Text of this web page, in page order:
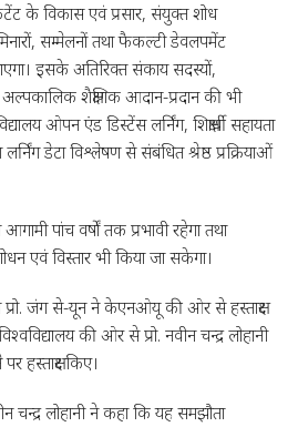
के विकास एवं प्रसार, संयुक्त शोध
सम्मेलनों तथा फैकल्टी डेवलपमेंट
इसके अतिरिक्त संकाय सदस्यों,
शैक्षणिक आदान-प्रदान की भी
ओपन एंड डिस्टेंस लर्निंग, शिक्षार्थी सहायता
डेटा विश्लेषण से संबंधित श्रेष्ठ प्रक्रियाओं
पांच वर्षों तक प्रभावी रहेगा तथा
एवं विस्तार भी किया जा सकेगा।
जंग से-यून ने केएनओयू की ओर से हस्ताक्षर
की ओर से प्रो. नवीन चन्द्र लोहानी
हस्ताक्षर किए।
चन्द्र लोहानी ने कहा कि यह समझौता